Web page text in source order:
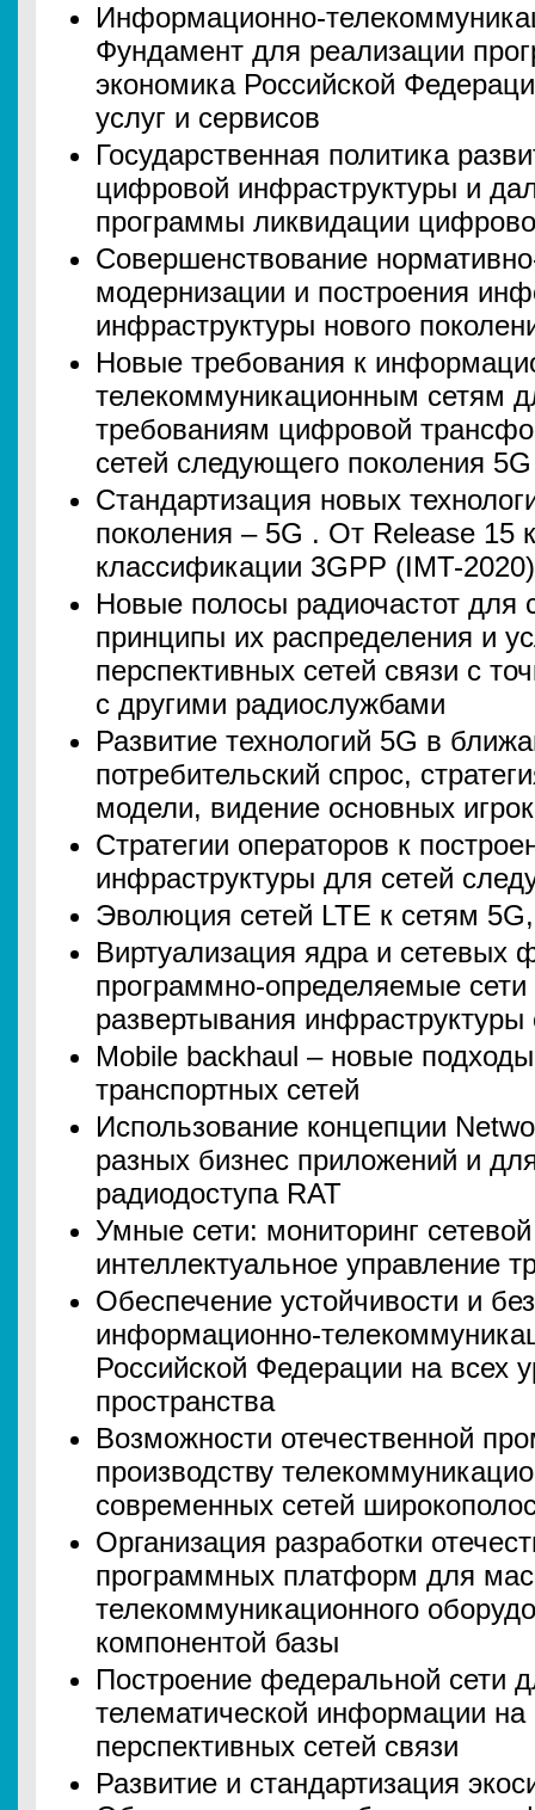
Информационно-
Фундамент для реализации
экономика Российской
услуг и сервисов
Государственная политика
цифровой инфраструктуры и
программы ликвидации
Совершенствование
модернизации и построения
инфраструктуры нового
Новые требования к
телекоммуникационным сетям
требованиям цифровой
сетей следующего поколения
Стандартизация новых
поколения – 5G . От Release 15
классификации 3GPP (IMT-2020)
Новые полосы радиочастот для
принципы их распределения и
перспективных сетей связи с
с другими радиослужбами
Развитие технологий 5G в
потребительский спрос,
модели, видение основных
Стратегии операторов к
инфраструктуры для сетей
Эволюция сетей LTE к сетям
Виртуализация ядра и сетевых
программно-определяемые
развертывания инфраструктуры
Mobile backhaul – новые
транспортных сетей
Использование концепции
разных бизнес приложений и
радиодоступа RAT
Умные сети: мониторинг
интеллектуальное управление
Обеспечение устойчивости и
информационно-
Российской Федерации на всех
пространства
Возможности отечественной
производству
современных сетей
Организация разработки
программных платформ для
телекоммуникационного
компонентой базы
Построение федеральной сети
телематической информации
перспективных сетей связи
Развитие и стандартизация